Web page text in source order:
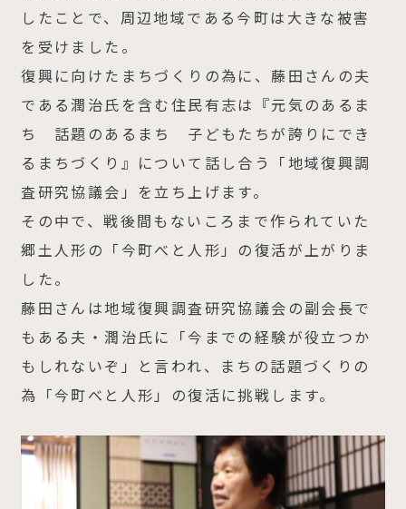
したことで、周辺地域である今町は大きな被害
を受けました。
復興に向けたまちづくりの為に、藤田さんの夫
である潤治氏を含む住民有志は『元気のあるま
ち 話題のあるまち 子どもたちが誇りにでき
るまちづくり』について話し合う「地域復興調
査研究協議会」を立ち上げます。
その中で、戦後間もないころまで作られていた
郷土人形の「今町べと人形」の復活が上がりま
した。
藤田さんは地域復興調査研究協議会の副会長で
もある夫・潤治氏に「今までの経験が役立つか
もしれないぞ」と言われ、まちの話題づくりの
為「今町べと人形」の復活に挑戦します。